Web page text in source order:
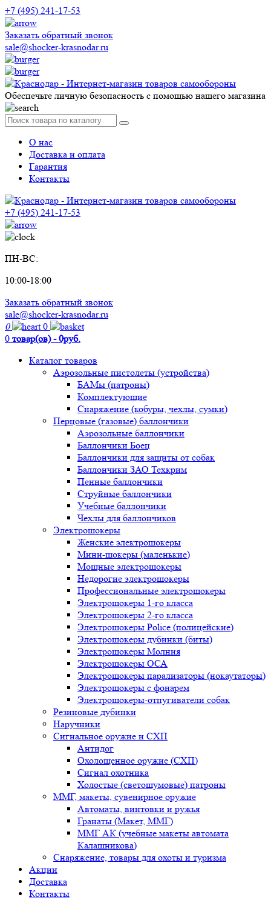
+7 (495) 241-17-53
Заказать обратный звонок
sale@shocker-krasnodar.ru
Обеспечьте личную безопасность с помощью нашего магазина
О нас
Доставка и оплата
Гарантия
Контакты
+7 (495) 241-17-53
ПН-ВС:
10:00-18:00
Заказать обратный звонок
sale@shocker-krasnodar.ru
0
0
0 товар(ов) - 0руб.
Каталог товаров
Аэрозольные пистолеты (устройства)
БАМы (патроны)
Комплектующие
Снаряжение (кобуры, чехлы, сумки)
Перцовые (газовые) баллончики
Аэрозольные баллончики
Баллончики Боец
Баллончики для защиты от собак
Баллончики ЗАО Техкрим
Пенные баллончики
Струйные баллончики
Учебные баллончики
Чехлы для баллончиков
Электрошокеры
Женские электрошокеры
Мини-шокеры (маленькие)
Мощные электрошокеры
Недорогие электрошокеры
Профессиональные электрошокеры
Электрошокеры 1-го класса
Электрошокеры 2-го класса
Электрошокеры Police (полицейские)
Электрошокеры дубинки (биты)
Электрошокеры Молния
Электрошокеры ОСА
Электрошокеры парализаторы (нокаутаторы)
Электрошокеры с фонарем
Электрошокеры-отпугиватели собак
Резиновые дубинки
Наручники
Сигнальное оружие и СХП
Антидог
Охолощенное оружие (СХП)
Сигнал охотника
Холостые (светошумовые) патроны
ММГ, макеты, сувенирное оружие
Автоматы, винтовки и ружья
Гранаты (Макет, ММГ)
ММГ АК (учебные макеты автомата
Калашникова)
Снаряжение, товары для охоты и туризма
Акции
Доставка
Контакты